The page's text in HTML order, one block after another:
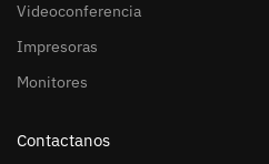
Videoconferencia
Impresoras
Monitores
Contactanos